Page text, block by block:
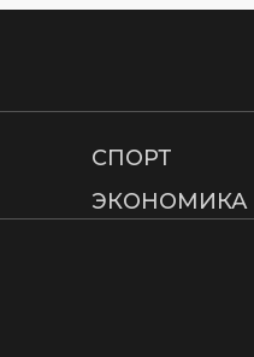
СПОРТ
ЭКОНОМИКА